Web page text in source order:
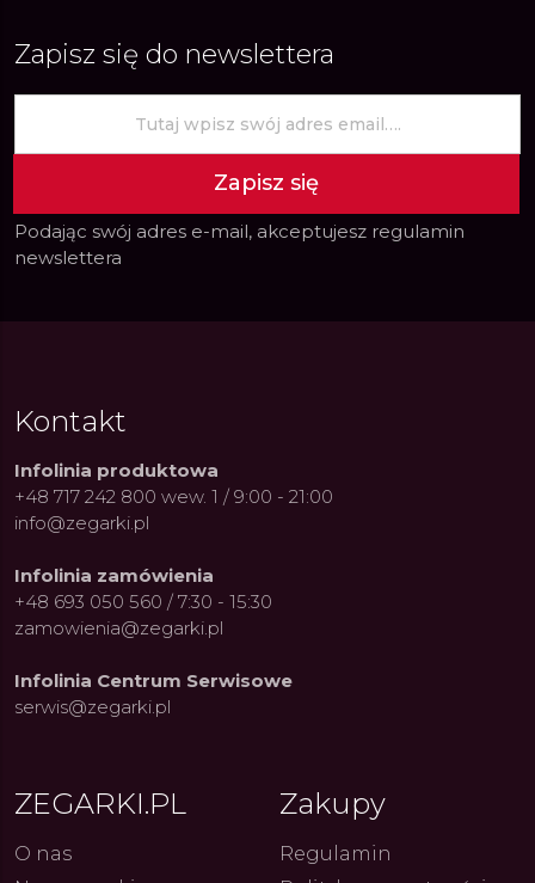
i Dostępny Luksus z
kolarskich pasji do ikonicznych
kolekcji zegarków
Zapisz się do newslettera
Zapisz się
Podając swój adres e-mail, akceptujesz regulamin
newslettera
Kontakt
Infolinia produktowa
+48 717 242 800 wew. 1 / 9:00 - 21:00
info@zegarki.pl
Infolinia zamówienia
+48 693 050 560 / 7:30 - 15:30
zamowienia@zegarki.pl
Infolinia Centrum Serwisowe
serwis@zegarki.pl
ZEGARKI.PL
O nas
Zakupy
Regulamin